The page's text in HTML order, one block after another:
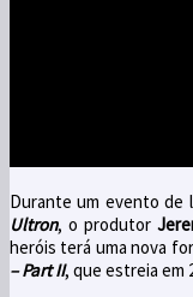
Durante um evento de
Ultron, o produtor
heróis terá uma nova
– Part II, que estreia em